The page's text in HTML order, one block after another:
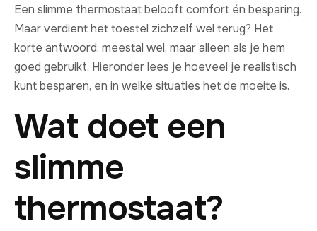
Een slimme thermostaat belooft comfort én besparing.
Maar verdient het toestel zichzelf wel terug? Het
korte antwoord: meestal wel, maar alleen als je hem
goed gebruikt. Hieronder lees je hoeveel je realistisch
kunt besparen, en in welke situaties het de moeite is.
Wat doet een
slimme
thermostaat?